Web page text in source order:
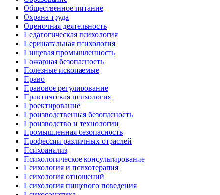
Общественное питание
Охрана труда
Оценочная деятельность
Педагогическая психология
Перинатальная психология
Пищевая промышленность
Пожарная безопасность
Полезные ископаемые
Право
Правовое регулирование
Практическая психология
Проектирование
Производственная безопасность
Производство и технологии
Промышленная безопасность
Профессии различных отраслей
Психоанализ
Психологическое консультирование
Психология и психотерапия
Психология отношений
Психология пищевого поведения